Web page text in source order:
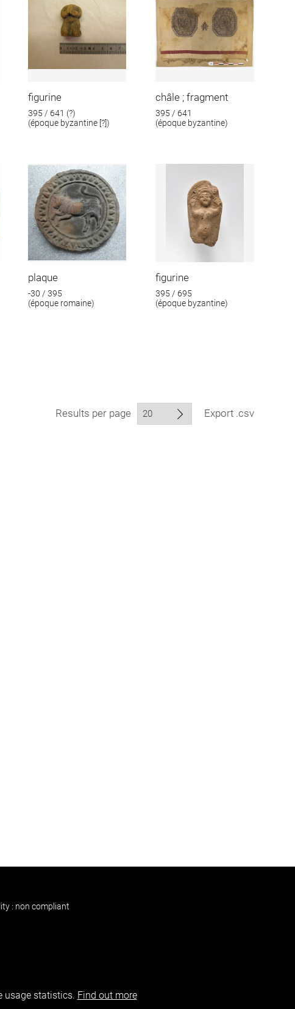
figurine
395 / 641 (?)
(époque byzantine [?])
châle ; fragment
395 / 641
(époque byzantine)
plaque
-30 / 395
(époque romaine)
figurine
395 / 695
(époque byzantine)
Results per page Export .csv
: non compliant
usage statistics. Find out more